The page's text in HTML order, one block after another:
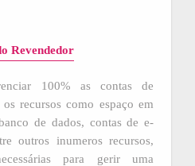
Revendedor
100% as contas de
recursos como espaço em
de dados, contas de e-
outros inumeros recursos,
para gerir uma